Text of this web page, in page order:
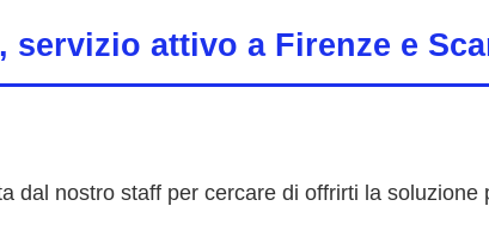
attivo a Firenze e
dal nostro staff per cercare di offrirti la soluzione